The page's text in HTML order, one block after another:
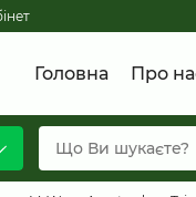
Головна Про